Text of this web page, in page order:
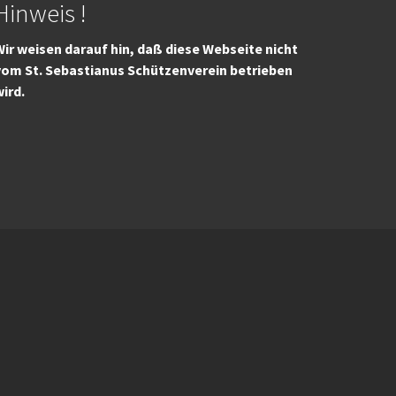
!
weisen darauf hin, daß diese Webseite nicht
St. Sebastianus Schützenverein betrieben